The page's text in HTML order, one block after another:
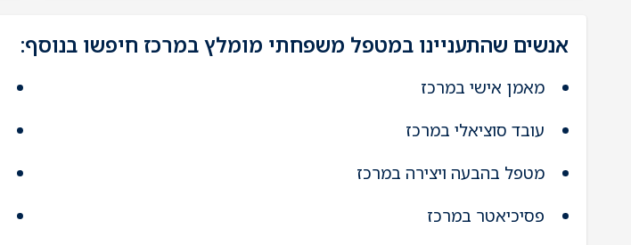
אנשים שהתעניינו במטפל משפחתי מומלץ במרכז חיפשו בנוסף:
מאמן אישי במרכז
עובד סוציאלי במרכז
מטפל בהבעה ויצירה במרכז
פסיכיאטר במרכז